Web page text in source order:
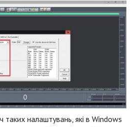
таких налаштувань, які в Windows